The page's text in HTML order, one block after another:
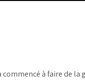
à faire de la